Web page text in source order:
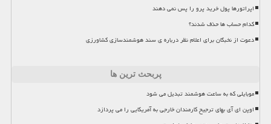
اپراتورها پول خرید پرو را پس نمی دهند
کدام حساب ها حذف شدند؟
دعوت از نخبگان برای اعلام نظر درباره ی سند هوشمندسازی کشاورزی
پربحث ترین ها
موبایلی که به ساعت هوشمند تبدیل می شود
اوپن ای آی بهای ترجیح کارمندان خارجی به آمریکایی را می پردازد